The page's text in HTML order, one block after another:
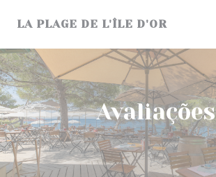
LA PLAGE DE L'ÎLE D'OR
Avaliações